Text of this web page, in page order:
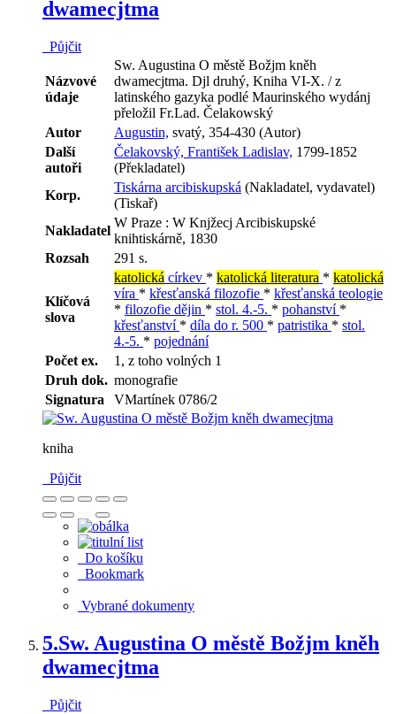
dwamecjtma
Půjčit
Názvové
údaje
Sw. Augustina O městě Božjm kněh
dwamecjtma. Djl druhý, Kniha VI-X. / z
latinského gazyka podlé Maurinského wydánj
přeložil Fr.Lad. Čelakowský
Autor
Augustin, svatý, 354-430 (Autor)
Další
autoři
Čelakovský, František Ladislav, 1799-1852
(Překladatel)
Korp.
Tiskárna arcibiskupská (Nakladatel, vydavatel)
(Tiskař)
Nakladatel
W Praze : W Knjžecj Arcibiskupské
knihtiskárně, 1830
Rozsah
291 s.
Klíčová
slova
katolická církev * katolická literatura * katolická
víra * křesťanská filozofie * křesťanská teologie
* filozofie dějin * stol. 4.-5. * pohanství *
křesťanství * díla do r. 500 * patristika * stol.
4.-5. * pojednání
Počet ex.
1, z toho volných 1
Druh dok. monografie
Signatura
VMartínek 0786/2
kniha
Půjčit
Do košíku
Bookmark
Vybrané dokumenty
5.Sw. Augustina O městě Božjm kněh
dwamecjtma
Půjčit